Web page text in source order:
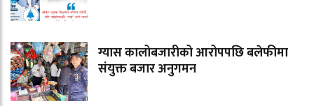
ग्यास कालोबजारीको आरोपपछि बलेफीमा
संयुक्त बजार अनुगमन